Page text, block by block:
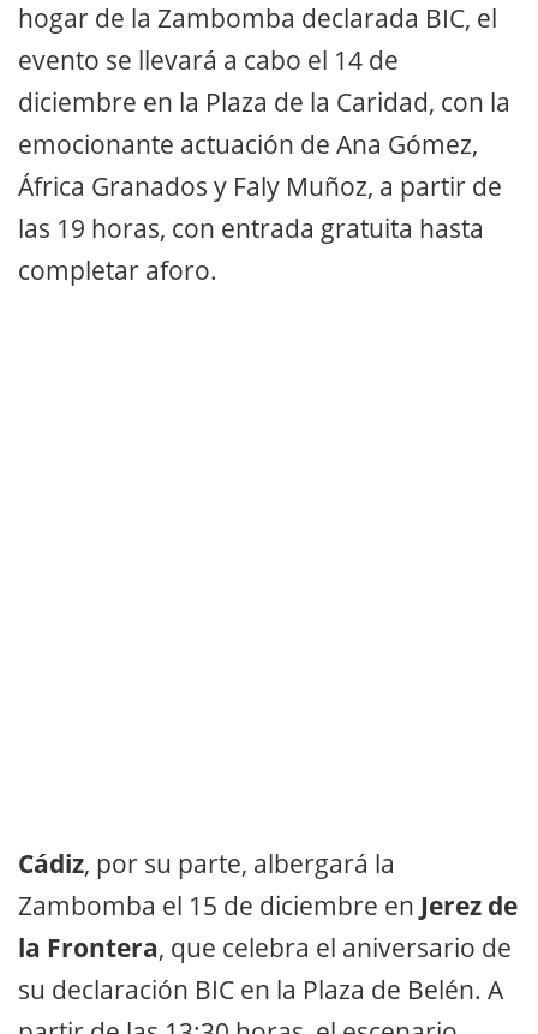
hogar de la Zambomba declarada BIC, el
evento se llevará a cabo el 14 de
diciembre en la Plaza de la Caridad, con la
emocionante actuación de Ana Gómez,
África Granados y Faly Muñoz, a partir de
las 19 horas, con entrada gratuita hasta
completar aforo.
Cádiz, por su parte, albergará la
Zambomba el 15 de diciembre en Jerez de
la Frontera, que celebra el aniversario de
su declaración BIC en la Plaza de Belén. A